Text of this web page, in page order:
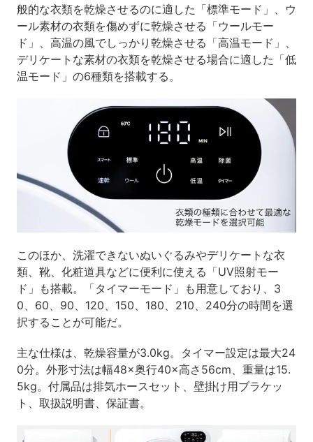
般的な衣類を乾燥させるのに適した「標準モード」、ウ
ール素材の衣類を傷めずに乾燥させる「ウールモー
ド」、高温の風でしっかり乾燥させる「高温モード」、
デリケートな素材の衣類を乾燥させる場合に適した「低
温モード」の6種類を搭載する。
このほか、洗濯できないぬいぐるみやデリケートな衣
類、靴、化粧道具などに便利に使える「UV照射モー
ド」も搭載。「タイマーモード」も用意しており、3
0、60、90、120、150、180、210、240分の時間を選
択することが可能だ。
主な仕様は、乾燥容量が3.0kg。タイマー設定は最大24
0分。外形寸法は幅48×奥行40×高さ56cm、重量は15.
5kg。付属品は排気ホースセット、壁掛け用ブラケッ
ト、取扱説明書、保証書。